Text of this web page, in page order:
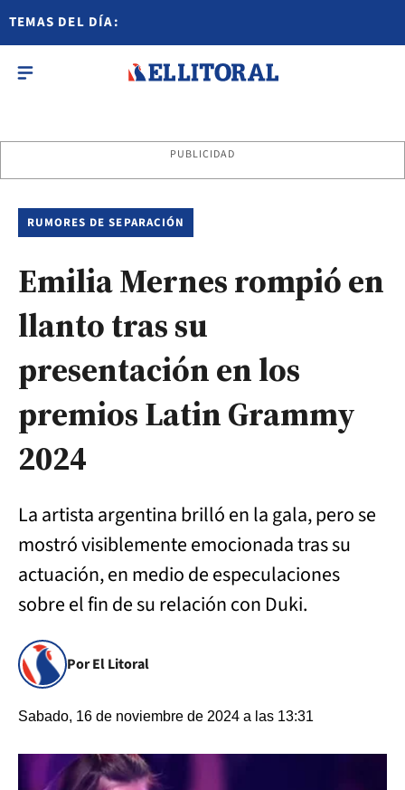
TEMAS DEL DÍA:
PUBLICIDAD
RUMORES DE SEPARACIÓN
Emilia Mernes rompió en
llanto tras su
presentación en los
premios Latin Grammy
2024
La artista argentina brilló en la gala, pero se
mostró visiblemente emocionada tras su
actuación, en medio de especulaciones
sobre el fin de su relación con Duki.
Por El Litoral
Sabado, 16 de noviembre de 2024 a las 13:31